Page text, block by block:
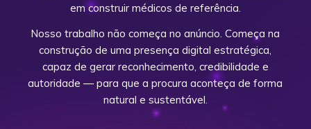
em construir médicos de referência.
Nosso trabalho não começa no anúncio. Começa na
construção de uma presença digital estratégica,
capaz de gerar reconhecimento, credibilidade e
autoridade — para que a procura aconteça de forma
natural e sustentável.